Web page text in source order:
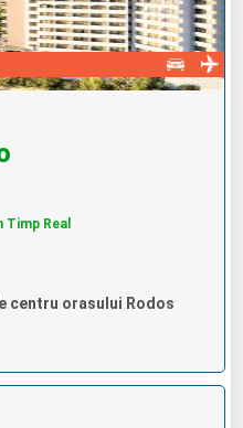
Real
centru orasului Rodos